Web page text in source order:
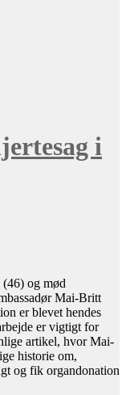
i
(46) og mød
Mai-Britt
er blevet hendes
er vigtigt for
artikel, hvor Mai-
historie om,
og fik organdonation